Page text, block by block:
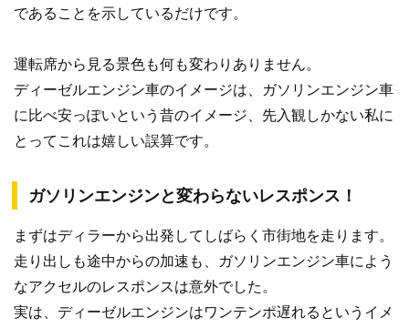
であることを示しているだけです。
運転席から見る景色も何も変わりありません。
ディーゼルエンジン車のイメージは、ガソリンエンジン車
に比べ安っぽいという昔のイメージ、先入観しかない私に
とってこれは嬉しい誤算です。
ガソリンエンジンと変わらないレスポンス！
まずはディラーから出発してしばらく市街地を走ります。
走り出しも途中からの加速も、ガソリンエンジン車によう
なアクセルのレスポンスは意外でした。
実は、ディーゼルエンジンはワンテンポ遅れるというイメ